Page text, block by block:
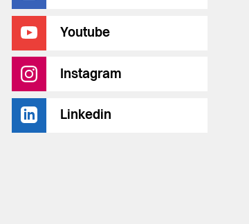
Youtube
Instagram
Linkedin